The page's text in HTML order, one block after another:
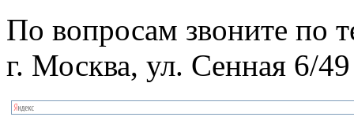
По вопросам звоните по
г. Москва, ул. Сенная 6/49